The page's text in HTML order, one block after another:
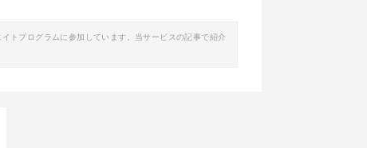
トプログラムに参加しています。当サービスの記事で紹介